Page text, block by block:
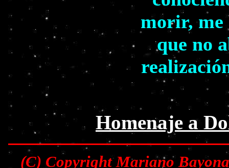
morir, me
que no
Homenaje a
(C) Copyright Mariano